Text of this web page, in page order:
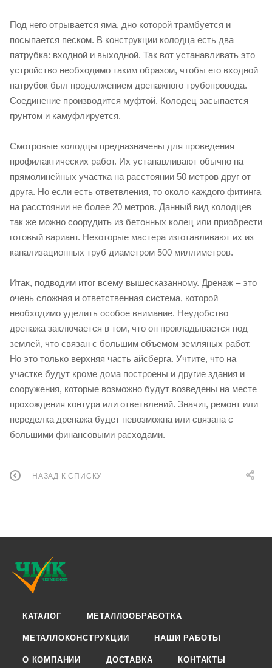
Под него отрывается яма, дно которой трамбуется и
посыпается песком. В конструкции колодца есть два
патрубка: входной и выходной. Так вот устанавливать это
устройство необходимо таким образом, чтобы его входной
патрубок был продолжением дренажного трубопровода.
Соединение производится муфтой. Колодец засыпается
грунтом и камуфлируется.
Смотровые колодцы предназначены для проведения
профилактических работ. Их устанавливают обычно на
прямолинейных участка на расстоянии 50 метров друг от
друга. Но если есть ответвления, то около каждого фитинга
на расстоянии не более 20 метров. Данный вид колодцев
так же можно соорудить из бетонных колец или приобрести
готовый вариант. Некоторые мастера изготавливают их из
канализационных труб диаметром 500 миллиметров.
Итак, подводим итог всему вышесказанному. Дренаж – это
очень сложная и ответственная система, которой
необходимо уделить особое внимание. Неудобство
дренажа заключается в том, что он прокладывается под
землей, что связан с большим объемом земляных работ.
Но это только верхняя часть айсберга. Учтите, что на
участке будут кроме дома построены и другие здания и
сооружения, которые возможно будут возведены на месте
прохождения контура или ответвлений. Значит, ремонт или
переделка дренажа будет невозможна или связана с
большими финансовыми расходами.
НАЗАД К СПИСКУ
КАТАЛОГ МЕТАЛЛООБРАБОТКА
МЕТАЛЛОКОНСТРУКЦИИ НАШИ РАБОТЫ
О КОМПАНИИ ДОСТАВКА КОНТАКТЫ